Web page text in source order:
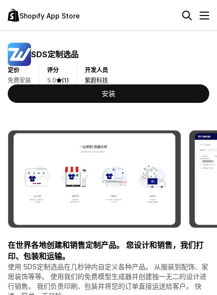
Shopify App Store
SDS定制选品
定价
免费安装
评分
5.0
(1)
开发人员
紫蔚科技
安装
在世界各地创建和销售定制产品。 您设计和销售，我们打
印、包装和运输。
使用 SDS定制选品在几秒钟内自定义各种产品。 从服装到配饰、家
居装饰等等。 使用我们的免费模型生成器并创建独一无二的设计进
行销售。 我们负责印刷、包装并将您的订单直接运送给客户。 快